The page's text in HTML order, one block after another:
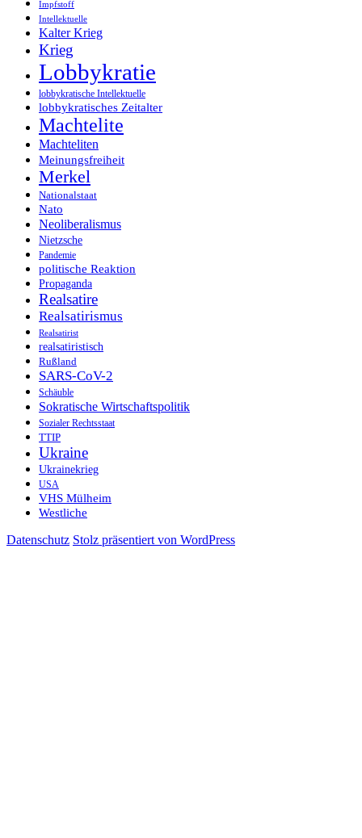
Impfstoff
Intellektuelle
Kalter Krieg
Krieg
Lobbykratie
lobbykratische Intellektuelle
lobbykratisches Zeitalter
Machtelite
Machteliten
Meinungsfreiheit
Merkel
Nationalstaat
Nato
Neoliberalismus
Nietzsche
Pandemie
politische Reaktion
Propaganda
Realsatire
Realsatirismus
Realsatirist
realsatiristisch
Rußland
SARS-CoV-2
Schäuble
Sokratische Wirtschaftspolitik
Sozialer Rechtsstaat
TTIP
Ukraine
Ukrainekrieg
USA
VHS Mülheim
Westliche
Datenschutz Stolz präsentiert von WordPress